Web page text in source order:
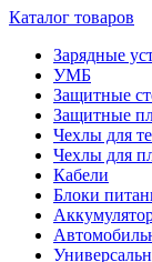
Каталог товаров
Зарядные
УМБ
Защитные
Защитные
Чехлы для
Чехлы для
Кабели
Блоки